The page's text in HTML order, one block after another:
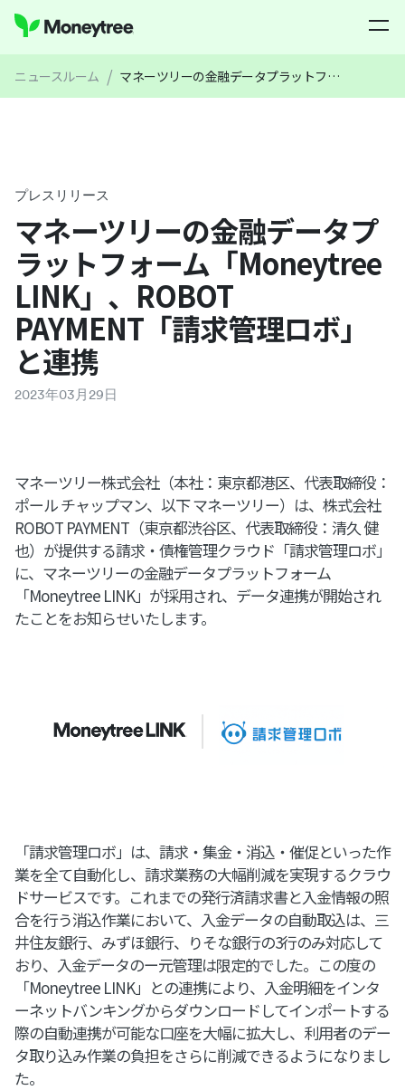
ニュースルーム / マネーツリーの金融データプラットフォーム「Moneytree LINK」、ROBOT PAYMENT「請求管理ロボ」と連携
プレスリリース
マネーツリーの金融データプ
ラットフォーム「Moneytree
LINK」、ROBOT
PAYMENT「請求管理ロボ」
と連携
2023年03月29日
マネーツリー株式会社（本社：東京都港区、代表取締役：
ポール チャップマン、以下 マネーツリー）は、株式会社
ROBOT PAYMENT（東京都渋谷区、代表取締役：清久 健
也）が提供する請求・債権管理クラウド「請求管理ロボ」
に、マネーツリーの金融データプラットフォーム
「Moneytree LINK」が採用され、データ連携が開始され
たことをお知らせいたします。
「請求管理ロボ」は、請求・集金・消込・催促といった作
業を全て自動化し、請求業務の大幅削減を実現するクラウ
ドサービスです。これまでの発行済請求書と入金情報の照
合を行う消込作業において、入金データの自動取込は、三
井住友銀行、みずほ銀行、りそな銀行の3行のみ対応して
おり、入金データのー元管理は限定的でした。この度の
「Moneytree LINK」との連携により、入金明細をインタ
ーネットバンキングからダウンロードしてインポートする
際の自動連携が可能な口座を大幅に拡大し、利用者のデー
タ取り込み作業の負担をさらに削減できるようになりまし
た。